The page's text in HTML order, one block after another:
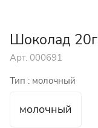
Шоколад
Арт. 000691
Тип : молочный
молочный